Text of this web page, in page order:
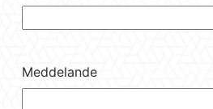
Meddelande